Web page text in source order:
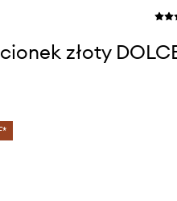
złoty